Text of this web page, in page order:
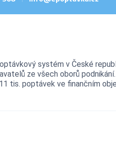
systém v České
ze všech oborů podnikání.
tis. poptávek ve finančním